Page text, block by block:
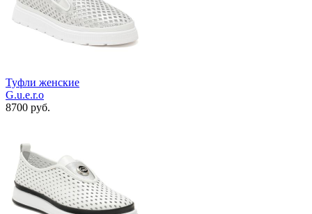
Туфли женские
G.u.e.r.o
8700 руб.